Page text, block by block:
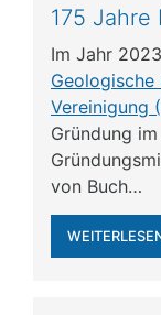
175 Jahre
Im Jahr
Geologische
Vereinigung
Gründung
von Buch…